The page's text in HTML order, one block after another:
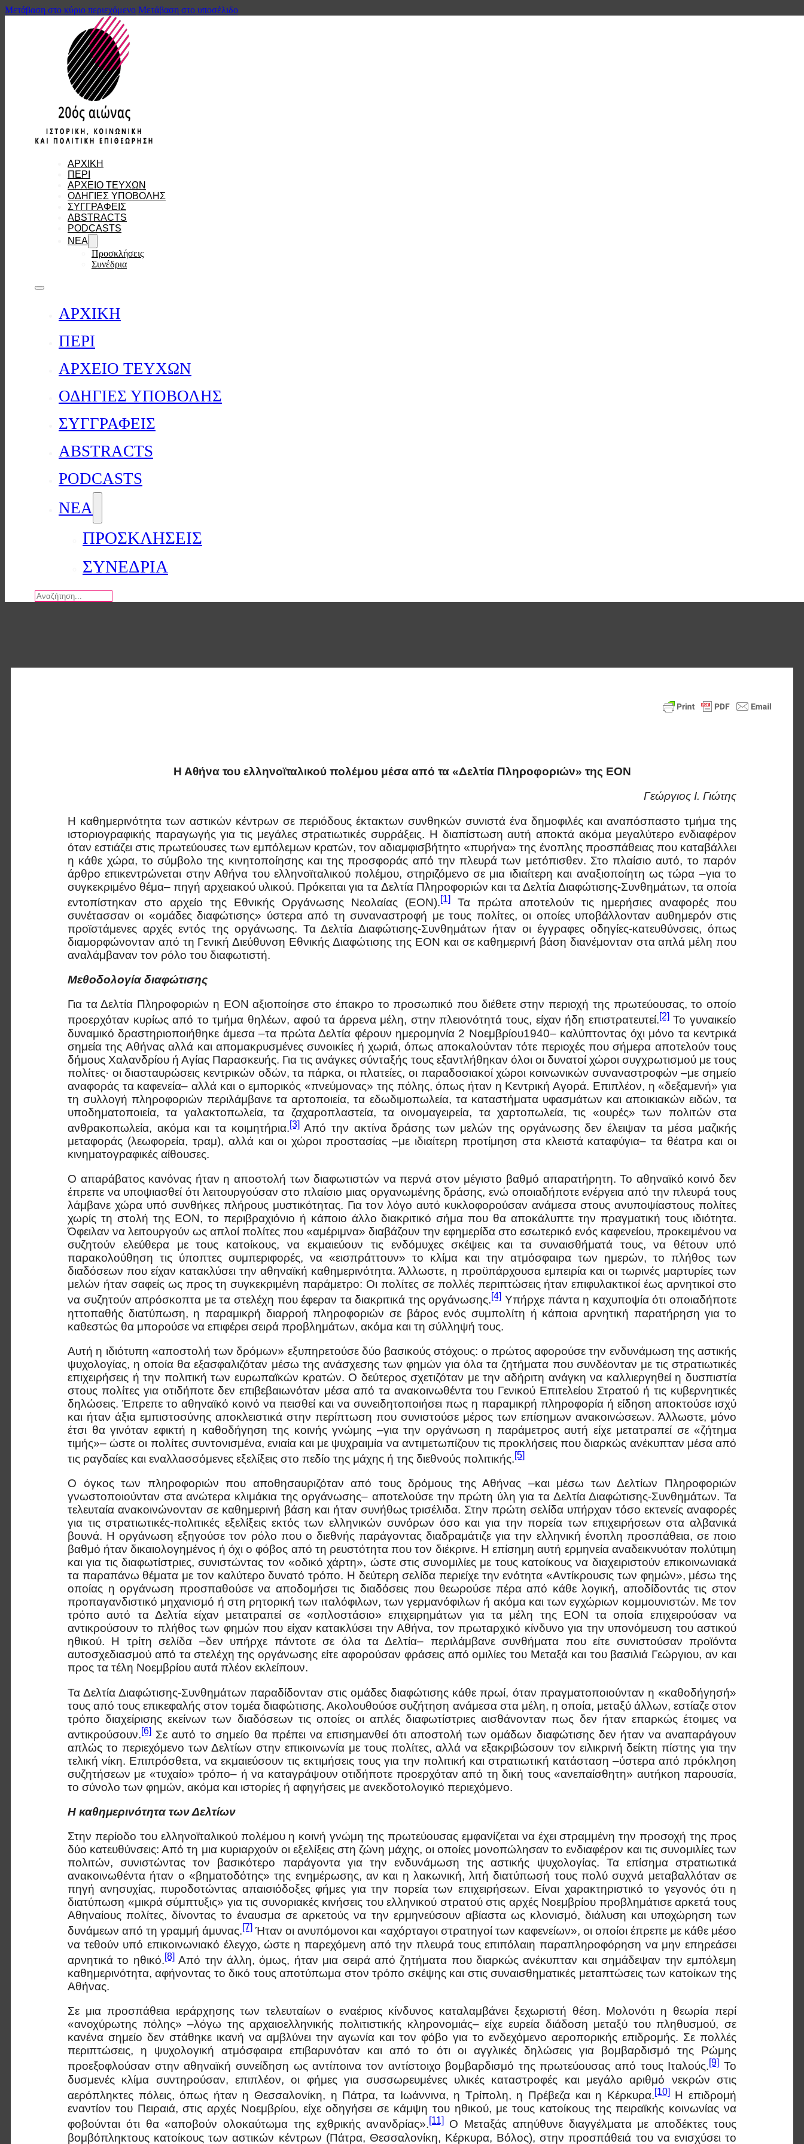
Μετάβαση στο κύριο περιεχόμενο Μετάβαση στο υποσέλιδο
ΑΡΧΙΚΗ
ΠΕΡΙ
ΑΡΧΕΙΟ ΤΕΥΧΩΝ
ΟΔΗΓΙΕΣ ΥΠΟΒΟΛΗΣ
ΣΥΓΓΡΑΦΕΙΣ
ABSTRACTS
PODCASTS
ΝΕΑ
Προσκλήσεις
Συνέδρια
ΑΡΧΙΚΗ
ΠΕΡΙ
ΑΡΧΕΙΟ ΤΕΥΧΩΝ
ΟΔΗΓΙΕΣ ΥΠΟΒΟΛΗΣ
ΣΥΓΓΡΑΦΕΙΣ
ABSTRACTS
PODCASTS
ΝΕΑ
ΠΡΟΣΚΛΗΣΕΙΣ
ΣΥΝΕΔΡΙΑ
Αναζήτηση
Η Αθήνα του ελληνοϊταλικού πολέμου μέσα από τα «Δελτία Πληροφοριών» της ΕΟΝ
Γεώργιος Ι. Γιώτης
Η καθημερινότητα των αστικών κέντρων σε περιόδους έκτακτων συνθηκών συνιστά ένα δημοφιλές και αναπόσπαστο τμήμα της
ιστοριογραφικής παραγωγής για τις μεγάλες στρατιωτικές συρράξεις. Η διαπίστωση αυτή αποκτά ακόμα μεγαλύτερο ενδιαφέρον
όταν εστιάζει στις πρωτεύουσες των εμπόλεμων κρατών, τον αδιαμφισβήτητο «πυρήνα» της ένοπλης προσπάθειας που καταβάλλει
η κάθε χώρα, το σύμβολο της κινητοποίησης και της προσφοράς από την πλευρά των μετόπισθεν. Στο πλαίσιο αυτό, το παρόν
άρθρο επικεντρώνεται στην Αθήνα του ελληνοϊταλικού πολέμου, στηριζόμενο σε μια ιδιαίτερη και αναξιοποίητη ως τώρα –για το
συγκεκριμένο θέμα– πηγή αρχειακού υλικού. Πρόκειται για τα Δελτία Πληροφοριών και τα Δελτία Διαφώτισης-Συνθημάτων, τα οποία
εντοπίστηκαν στο αρχείο της Εθνικής Οργάνωσης Νεολαίας (ΕΟΝ).[1]
Τα πρώτα αποτελούν τις ημερήσιες αναφορές που
συνέτασσαν οι «ομάδες διαφώτισης» ύστερα από τη συναναστροφή με τους πολίτες, οι οποίες υποβάλλονταν αυθημερόν στις
προϊστάμενες αρχές εντός της οργάνωσης. Τα Δελτία Διαφώτισης-Συνθημάτων ήταν οι έγγραφες οδηγίες-κατευθύνσεις, όπως
διαμορφώνονταν από τη Γενική Διεύθυνση Εθνικής Διαφώτισης της ΕΟΝ και σε καθημερινή βάση διανέμονταν στα απλά μέλη που
αναλάμβαναν τον ρόλο του διαφωτιστή.
Μεθοδολογία διαφώτισης
Για τα Δελτία Πληροφοριών η ΕΟΝ αξιοποίησε στο έπακρο το προσωπικό που διέθετε στην περιοχή της πρωτεύουσας, το οποίο
προερχόταν κυρίως από το τμήμα θηλέων, αφού τα άρρενα μέλη, στην πλειονότητά τους, είχαν ήδη επιστρατευτεί.[2]Το γυναικείο
δυναμικό δραστηριοποιήθηκε άμεσα –τα πρώτα Δελτία φέρουν ημερομηνία 2 Νοεμβρίου1940– καλύπτοντας όχι μόνο τα κεντρικά
σημεία της Αθήνας αλλά και απομακρυσμένες συνοικίες ή χωριά, όπως αποκαλούνταν τότε περιοχές που σήμερα αποτελούν τους
δήμους Χαλανδρίου ή Αγίας Παρασκευής. Για τις ανάγκες σύνταξής τους εξαντλήθηκαν όλοι οι δυνατοί χώροι συγχρωτισμού με τους
πολίτες· οι διασταυρώσεις κεντρικών οδών, τα πάρκα, οι πλατείες, οι παραδοσιακοί χώροι κοινωνικών συναναστροφών –με σημείο
αναφοράς τα καφενεία– αλλά και ο εμπορικός «πνεύμονας» της πόλης, όπως ήταν η Κεντρική Αγορά. Επιπλέον, η «δεξαμενή» για
τη συλλογή πληροφοριών περιλάμβανε τα αρτοποιεία, τα εδωδιμοπωλεία, τα καταστήματα υφασμάτων και αποικιακών ειδών, τα
υποδηματοποιεία, τα γαλακτοπωλεία, τα ζαχαροπλαστεία, τα οινομαγειρεία, τα χαρτοπωλεία, τις «ουρές» των πολιτών στα
ανθρακοπωλεία, ακόμα και τα κοιμητήρια.[3]Από την ακτίνα δράσης των μελών της οργάνωσης δεν έλειψαν τα μέσα μαζικής
μεταφοράς (λεωφορεία, τραμ), αλλά και οι χώροι προστασίας –με ιδιαίτερη προτίμηση στα κλειστά καταφύγια– τα θέατρα και οι
κινηματογραφικές αίθουσες.
Ο απαράβατος κανόνας ήταν η αποστολή των διαφωτιστών να περνά στον μέγιστο βαθμό απαρατήρητη. Το αθηναϊκό κοινό δεν
έπρεπε να υποψιασθεί ότι λειτουργούσαν στο πλαίσιο μιας οργανωμένης δράσης, ενώ οποιαδήποτε ενέργεια από την πλευρά τους
λάμβανε χώρα υπό συνθήκες πλήρους μυστικότητας. Για τον λόγο αυτό κυκλοφορούσαν ανάμεσα στους ανυποψίαστους πολίτες
χωρίς τη στολή της ΕΟΝ, το περιβραχιόνιο ή κάποιο άλλο διακριτικό σήμα που θα αποκάλυπτε την πραγματική τους ιδιότητα.
Όφειλαν να λειτουργούν ως απλοί πολίτες που «αμέριμνα» διαβάζουν την εφημερίδα στο εσωτερικό ενός καφενείου, προκειμένου να
συζητούν ελεύθερα με τους κατοίκους, να εκμαιεύουν τις ενδόμυχες σκέψεις και τα συναισθήματά τους, να θέτουν υπό
παρακολούθηση τις ύποπτες συμπεριφορές, να «εισπράττουν» το κλίμα και την ατμόσφαιρα των ημερών, το πλήθος των
διαδόσεων που είχαν κατακλύσει την αθηναϊκή καθημερινότητα. Άλλωστε, η προϋπάρχουσα εμπειρία και οι τωρινές μαρτυρίες των
μελών ήταν σαφείς ως προς τη συγκεκριμένη παράμετρο: Οι πολίτες σε πολλές περιπτώσεις ήταν επιφυλακτικοί έως αρνητικοί στο
να συζητούν απρόσκοπτα με τα στελέχη που έφεραν τα διακριτικά της οργάνωσης.[4] Υπήρχε πάντα η καχυποψία ότι οποιαδήποτε
ηττοπαθής διατύπωση, η παραμικρή διαρροή πληροφοριών σε βάρος ενός συμπολίτη ή κάποια αρνητική παρατήρηση για το
καθεστώς θα μπορούσε να επιφέρει σειρά προβλημάτων, ακόμα και τη σύλληψή τους.
Αυτή η ιδιότυπη «αποστολή των δρόμων» εξυπηρετούσε δύο βασικούς στόχους: ο πρώτος αφορούσε την ενδυνάμωση της αστικής
ψυχολογίας, η οποία θα εξασφαλιζόταν μέσω της ανάσχεσης των φημών για όλα τα ζητήματα που συνδέονταν με τις στρατιωτικές
επιχειρήσεις ή την πολιτική των ευρωπαϊκών κρατών. Ο δεύτερος σχετιζόταν με την αδήριτη ανάγκη να καλλιεργηθεί η δυσπιστία
στους πολίτες για οτιδήποτε δεν επιβεβαιωνόταν μέσα από τα ανακοινωθέντα του Γενικού Επιτελείου Στρατού ή τις κυβερνητικές
δηλώσεις. Έπρεπε το αθηναϊκό κοινό να πεισθεί και να συνειδητοποιήσει πως η παραμικρή πληροφορία ή είδηση αποκτούσε ισχύ
και ήταν άξια εμπιστοσύνης αποκλειστικά στην περίπτωση που συνιστούσε μέρος των επίσημων ανακοινώσεων. Άλλωστε, μόνο
έτσι θα γινόταν εφικτή η καθοδήγηση της κοινής γνώμης –για την οργάνωση η παράμετρος αυτή είχε μετατραπεί σε «ζήτημα
τιμής»– ώστε οι πολίτες συντονισμένα, ενιαία και με ψυχραιμία να αντιμετωπίζουν τις προκλήσεις που διαρκώς ανέκυπταν μέσα από
τις ραγδαίες και εναλλασσόμενες εξελίξεις στο πεδίο της μάχης ή της διεθνούς πολιτικής.[5]
Ο όγκος των πληροφοριών που αποθησαυριζόταν από τους δρόμους της Αθήνας –και μέσω των Δελτίων Πληροφοριών
γνωστοποιούνταν στα ανώτερα κλιμάκια της οργάνωσης– αποτελούσε την πρώτη ύλη για τα Δελτία Διαφώτισης-Συνθημάτων. Τα
τελευταία ανακοινώνονταν σε καθημερινή βάση και ήταν συνήθως τρισέλιδα. Στην πρώτη σελίδα υπήρχαν τόσο εκτενείς αναφορές
για τις στρατιωτικές-πολιτικές εξελίξεις εκτός των ελληνικών συνόρων όσο και για την πορεία των επιχειρήσεων στα αλβανικά
βουνά. Η οργάνωση εξηγούσε τον ρόλο που ο διεθνής παράγοντας διαδραμάτιζε για την ελληνική ένοπλη προσπάθεια, σε ποιο
βαθμό ήταν δικαιολογημένος ή όχι ο φόβος από τη ρευστότητα που τον διέκρινε. Η επίσημη αυτή ερμηνεία αναδεικνυόταν πολύτιμη
και για τις διαφωτίστριες, συνιστώντας τον «οδικό χάρτη», ώστε στις συνομιλίες με τους κατοίκους να διαχειριστούν επικοινωνιακά
τα παραπάνω θέματα με τον καλύτερο δυνατό τρόπο. Η δεύτερη σελίδα περιείχε την ενότητα «Αντίκρουσις των φημών», μέσω της
οποίας η οργάνωση προσπαθούσε να αποδομήσει τις διαδόσεις που θεωρούσε πέρα από κάθε λογική, αποδίδοντάς τις στον
προπαγανδιστικό μηχανισμό ή στη ρητορική των ιταλόφιλων, των γερμανόφιλων ή ακόμα και των εγχώριων κομμουνιστών. Με τον
τρόπο αυτό τα Δελτία είχαν μετατραπεί σε «οπλοστάσιο» επιχειρημάτων για τα μέλη της ΕΟΝ τα οποία επιχειρούσαν να
αντικρούσουν το πλήθος των φημών που είχαν κατακλύσει την Αθήνα, τον πρωταρχικό κίνδυνο για την υπονόμευση του αστικού
ηθικού. Η τρίτη σελίδα –δεν υπήρχε πάντοτε σε όλα τα Δελτία– περιλάμβανε συνθήματα που είτε συνιστούσαν προϊόντα
αυτοσχεδιασμού από τα στελέχη της οργάνωσης είτε αφορούσαν φράσεις από ομιλίες του Μεταξά και του βασιλιά Γεώργιου, αν και
προς τα τέλη Νοεμβρίου αυτά πλέον εκλείπουν.
Τα Δελτία Διαφώτισης-Συνθημάτων παραδίδονταν στις ομάδες διαφώτισης κάθε πρωί, όταν πραγματοποιούνταν η «καθοδήγησή»
τους από τους επικεφαλής στον τομέα διαφώτισης. Ακολουθούσε συζήτηση ανάμεσα στα μέλη, η οποία, μεταξύ άλλων, εστίαζε στον
τρόπο διαχείρισης εκείνων των διαδόσεων τις οποίες οι απλές διαφωτίστριες αισθάνονταν πως δεν ήταν επαρκώς έτοιμες να
αντικρούσουν.[6] Σε αυτό το σημείο θα πρέπει να επισημανθεί ότι αποστολή των ομάδων διαφώτισης δεν ήταν να αναπαράγουν
απλώς το περιεχόμενο των Δελτίων στην επικοινωνία με τους πολίτες, αλλά να εξακριβώσουν τον ειλικρινή δείκτη πίστης για την
τελική νίκη. Επιπρόσθετα, να εκμαιεύσουν τις εκτιμήσεις τους για την πολιτική και στρατιωτική κατάσταση –ύστερα από πρόκληση
συζητήσεων με «τυχαίο» τρόπο– ή να καταγράψουν οτιδήποτε προερχόταν από τη δική τους «ανεπαίσθητη» αυτήκοη παρουσία,
το σύνολο των φημών, ακόμα και ιστορίες ή αφηγήσεις με ανεκδοτολογικό περιεχόμενο.
Η καθημερινότητα των Δελτίων
Στην περίοδο του ελληνοϊταλικού πολέμου η κοινή γνώμη της πρωτεύουσας εμφανίζεται να έχει στραμμένη την προσοχή της προς
δύο κατευθύνσεις: Από τη μια κυριαρχούν οι εξελίξεις στη ζώνη μάχης, οι οποίες μονοπώλησαν το ενδιαφέρον και τις συνομιλίες των
πολιτών, συνιστώντας τον βασικότερο παράγοντα για την ενδυνάμωση της αστικής ψυχολογίας. Τα επίσημα στρατιωτικά
ανακοινωθέντα ήταν ο «βηματοδότης» της ενημέρωσης, αν και η λακωνική, λιτή διατύπωσή τους πολύ συχνά μεταβαλλόταν σε
πηγή ανησυχίας, πυροδοτώντας απαισιόδοξες φήμες για την πορεία των επιχειρήσεων. Είναι χαρακτηριστικό το γεγονός ότι η
διατύπωση «μικρά σύμπτυξις» για τις συνοριακές κινήσεις του ελληνικού στρατού στις αρχές Νοεμβρίου προβλημάτισε αρκετά τους
Αθηναίους πολίτες, δίνοντας το έναυσμα σε αρκετούς να την ερμηνεύσουν αβίαστα ως κλονισμό, διάλυση και υποχώρηση των
δυνάμεων από τη γραμμή άμυνας.[7] Ήταν οι ανυπόμονοι και «αχόρταγοι στρατηγοί των καφενείων», οι οποίοι έπρεπε με κάθε μέσο
να τεθούν υπό επικοινωνιακό έλεγχο, ώστε η παρεχόμενη από την πλευρά τους επιπόλαιη παραπληροφόρηση να μην επηρεάσει
αρνητικά το ηθικό.[8]Από την άλλη, όμως, ήταν μια σειρά από ζητήματα που διαρκώς ανέκυπταν και σημάδεψαν την εμπόλεμη
καθημερινότητα, αφήνοντας το δικό τους αποτύπωμα στον τρόπο σκέψης και στις συναισθηματικές μεταπτώσεις των κατοίκων της
Αθήνας.
Σε μια προσπάθεια ιεράρχησης των τελευταίων ο εναέριος κίνδυνος καταλαμβάνει ξεχωριστή θέση. Μολονότι η θεωρία περί
«ανοχύρωτης πόλης» –λόγω της αρχαιοελληνικής πολιτιστικής κληρονομιάς– είχε ευρεία διάδοση μεταξύ του πληθυσμού, σε
κανένα σημείο δεν στάθηκε ικανή να αμβλύνει την αγωνία και τον φόβο για το ενδεχόμενο αεροπορικής επιδρομής. Σε πολλές
περιπτώσεις, η ψυχολογική ατμόσφαιρα επιβαρυνόταν και από το ότι οι αγγλικές δηλώσεις για βομβαρδισμό της Ρώμης
προεξοφλούσαν στην αθηναϊκή συνείδηση ως αντίποινα τον αντίστοιχο βομβαρδισμό της πρωτεύουσας από τους Ιταλούς.[9] Το
δυσμενές κλίμα συντηρούσαν, επιπλέον, οι φήμες για συσσωρευμένες υλικές καταστροφές και μεγάλο αριθμό νεκρών στις
αερόπληκτες πόλεις, όπως ήταν η Θεσσαλονίκη, η Πάτρα, τα Ιωάννινα, η Τρίπολη, η Πρέβεζα και η Κέρκυρα.[10]Η επιδρομή
εναντίον του Πειραιά, στις αρχές Νοεμβρίου, είχε οδηγήσει σε κάμψη του ηθικού, με τους κατοίκους της πειραϊκής κοινωνίας να
φοβούνται ότι θα «αποβούν ολοκαύτωμα της εχθρικής ανανδρίας».[11]Ο Μεταξάς απηύθυνε διαγγέλματα με αποδέκτες τους
βομβόπληκτους κατοίκους των αστικών κέντρων (Πάτρα, Θεσσαλονίκη, Κέρκυρα, Βόλος), στην προσπάθειά του να ενισχύσει το